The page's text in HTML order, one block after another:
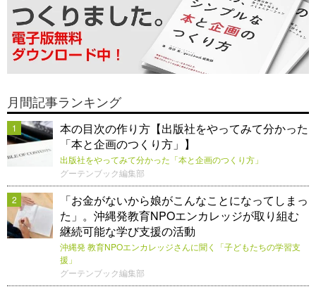
月間記事ランキング
1
本の目次の作り方【出版社をやってみて分かった
「本と企画のつくり方」】
出版社をやってみて分かった「本と企画のつくり方」
グーテンブック編集部
2
「お金がないから娘がこんなことになってしまっ
た」。沖縄発教育NPOエンカレッジが取り組む
継続可能な学び支援の活動
沖縄発 教育NPOエンカレッジさんに聞く「子どもたちの学習支
援」
グーテンブック編集部